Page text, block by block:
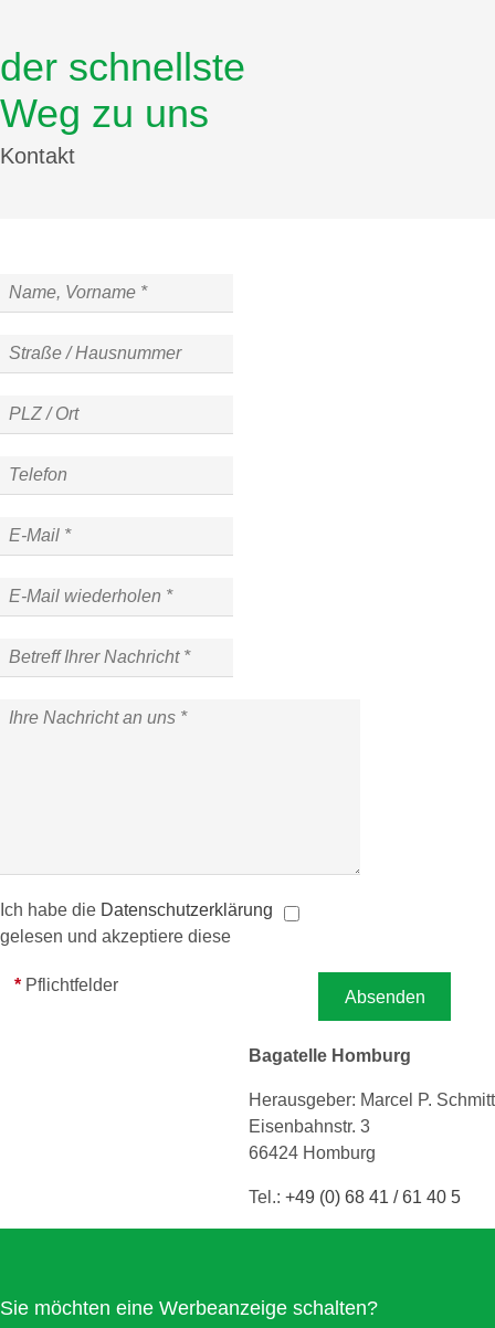
Startseite
Aktuelles
Bagatelle-Finder
Mediadaten & Preise
Kontakt
der schnellste
Weg zu uns
Kontakt
Ich habe die Datenschutzerklärung
gelesen und akzeptiere diese
* Pflichtfelder
Bagatelle Homburg
Herausgeber: Marcel P. Schmitt
Eisenbahnstr. 3
66424 Homburg
Tel.: +49 (0) 68 41 / 61 40 5
Sie möchten eine Werbeanzeige schalten?